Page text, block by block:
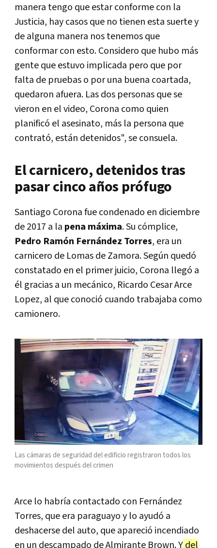
manera tengo que estar conforme con la
Justicia, hay casos que no tienen esta suerte y
de alguna manera nos tenemos que
conformar con esto. Considero que hubo más
gente que estuvo implicada pero que por
falta de pruebas o por una buena coartada,
quedaron afuera. Las dos personas que se
vieron en el video, Corona como quien
planificó el asesinato, más la persona que
contrató, están detenidos", se consuela.
El carnicero, detenidos tras
pasar cinco años prófugo
Santiago Corona fue condenado en diciembre
de 2017 a la pena máxima. Su cómplice,
Pedro Ramón Fernández Torres, era un
carnicero de Lomas de Zamora. Según quedó
constatado en el primer juicio, Corona llegó a
él gracias a un mecánico, Ricardo Cesar Arce
Lopez, al que conoció cuando trabajaba como
camionero.
Las cámaras de seguridad del edificio registraron todos los
movimientos después del crimen
Arce lo habría contactado con Fernández
Torres, que era paraguayo y lo ayudó a
deshacerse del auto, que apareció incendiado
en un descampado de Almirante Brown. Ydel